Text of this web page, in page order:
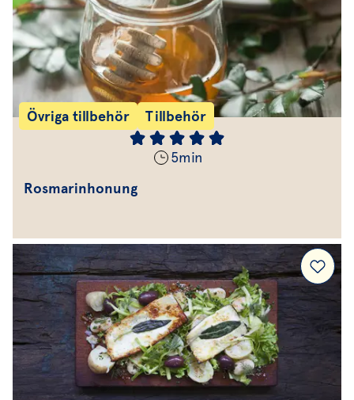
Övriga tillbehör Tillbehör
5min
Rosmarinhonung